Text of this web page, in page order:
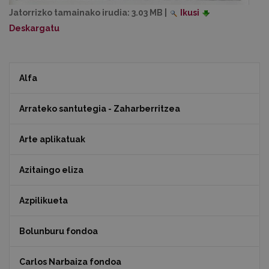
Jatorrizko tamainako irudia: 3.03 MB
Ikusi
Deskargatu
Alfa
Arrateko santutegia - Zaharberritzea
Arte aplikatuak
Azitaingo eliza
Azpilikueta
Bolunburu fondoa
Carlos Narbaiza fondoa